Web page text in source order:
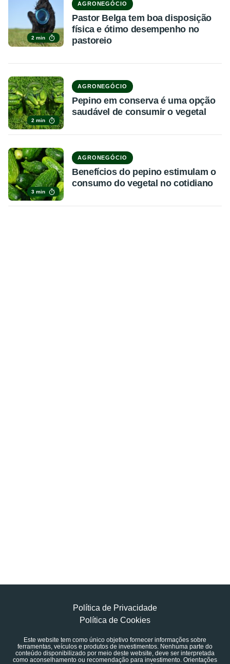
2 min
AGRONEGÓCIO
Pastor Belga tem boa disposição
física e ótimo desempenho no
pastoreio
2 min
AGRONEGÓCIO
Pepino em conserva é uma opção
saudável de consumir o vegetal
3 min
AGRONEGÓCIO
Benefícios do pepino estimulam o
consumo do vegetal no cotidiano
Política de Privacidade
Política de Cookies
Este website tem como único objetivo fornecer informações sobre
ferramentas, veículos e produtos de investimentos. Nenhuma parte do
conteúdo disponibilizado por meio deste website, deve ser interpretada
como aconselhamento ou recomendação para investimento. Orientações